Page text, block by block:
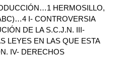
HERMOSILLO,
I- CONTROVERSIA
DE LA S.C.J.N. III-
LEYES EN LAS QUE ESTA
IV- DERECHOS